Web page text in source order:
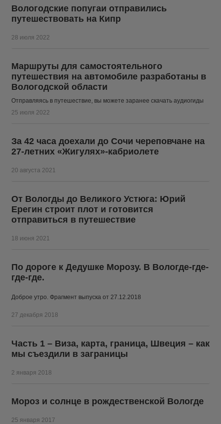
Вологодские попугаи отправились
путешествовать на Кипр
28 июля 2022
Маршруты для самостоятельного
путешествия на автомобиле разработаны в
Вологодской области
Отправляясь в путешествие, вы можете заранее скачать аудиогиды
25 июля 2022
За 42 часа доехали до Сочи череповчане на
27-летних «Жигулях»-кабриолете
20 августа 2021
От Вологды до Великого Устюга: Юрий
Ерегин строит плот и готовится
отправиться в путешествие
18 июня 2021
По дороге к Дедушке Морозу. В Вологде-где-
где-где.
Доброе утро. Фрагмент выпуска от 27.12.2018
27 декабря 2018
Часть 1 – Виза, карта, граница, Швеция – как
мы съездили в заграницы
2 января 2018
Мороз и солнце в рождественской Вологде
25 января 2017